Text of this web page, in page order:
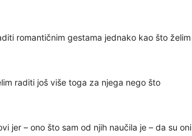
romantičnim gestama jednako kao što želim
raditi još više toga za njega nego što
jer – ono što sam od njih naučila je – da su oni